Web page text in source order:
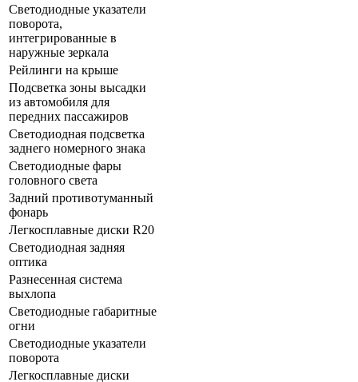
Светодиодные указатели
поворота,
интегрированные в
наружные зеркала
Рейлинги на крыше
Подсветка зоны высадки
из автомобиля для
передних пассажиров
Светодиодная подсветка
заднего номерного знака
Светодиодные фары
головного света
Задний противотуманный
фонарь
Легкосплавные диски R20
Светодиодная задняя
оптика
Разнесенная система
выхлопа
Светодиодные габаритные
огни
Светодиодные указатели
поворота
Легкосплавные диски